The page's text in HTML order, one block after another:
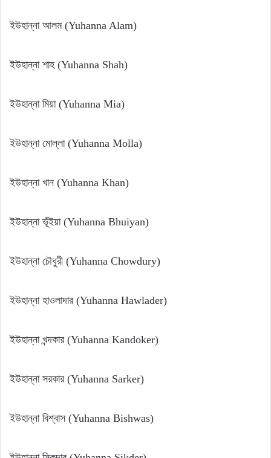
ইউহান্না আলম (Yuhanna Alam)
ইউহান্না শাহ (Yuhanna Shah)
ইউহান্না মিয়া (Yuhanna Mia)
ইউহান্না মোল্লা (Yuhanna Molla)
ইউহান্না খান (Yuhanna Khan)
ইউহান্না ভূঁইয়া (Yuhanna Bhuiyan)
ইউহান্না চৌধুরী (Yuhanna Chowdury)
ইউহান্না হাওলাদার (Yuhanna Hawlader)
ইউহান্না খন্দকার (Yuhanna Kandoker)
ইউহান্না সরকার (Yuhanna Sarker)
ইউহান্না বিশ্বাস (Yuhanna Bishwas)